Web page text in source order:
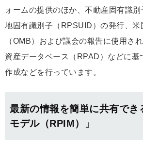
ォームの提供のほか、不動産固有識
地固有識別子（RPSUID）の発行、米
（OMB）および議会の報告に使用さ
資産データベース（RPAD）などに基
作成などを行っています。
最新の情報を簡単に共有でき
モデル（RPIM）」